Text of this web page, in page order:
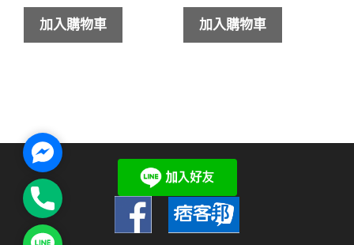
加入購物車 加入購物車
Facebook
Messenger
Phone
Line